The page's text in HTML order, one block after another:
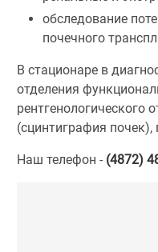
обследование
почечного
В стационаре в
отделения
рентгенологического
(сцинтиграфия
Наш телефон - (4872)